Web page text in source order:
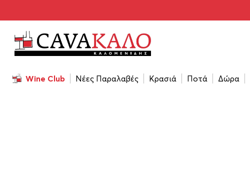
Wine Club Νέες Παραλαβές Κρασιά Ποτά Δώρα
Επικοινωνία